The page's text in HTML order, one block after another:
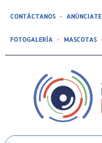
CONTÁCTANOS ANÚNCIATE
FOTOGALERÍA MASCOTAS